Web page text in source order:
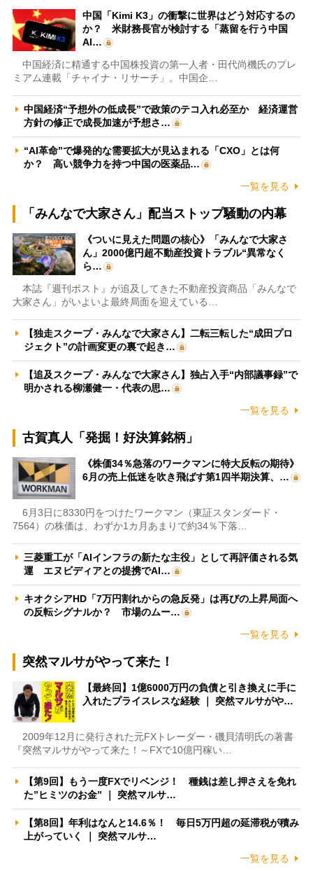
中国「Kimi K3」の衝撃に世界はどう対応するの
か？ 米財務長官が検討する「蒸留を行う中国
AI…
中国経済に精通する中国株投資の第一人者・田代尚機氏のプレ
ミアム連載「チャイナ・リサーチ」。中国企…
中国経済“予想外の低成長”で政策のテコ入れ必至か 経済運営
方針の修正で成長加速が予想さ…
“AI革命”で爆発的な需要拡大が見込まれる「CXO」とは何
か？ 高い競争力を持つ中国の医薬品…
一覧を見る
「みんなで大家さん」配当ストップ騒動の内幕
《ついに見えた問題の核心》「みんなで大家さ
ん」2000億円超不動産投資トラブル“異常なく
ら…
本誌『週刊ポスト』が追及してきた不動産投資商品「みんなで
大家さん」がいよいよ最終局面を迎えている…
【独走スクープ・みんなで大家さん】二転三転した“成田プロ
ジェクト”の計画変更の裏で起き…
【追及スクープ・みんなで大家さん】独占入手“内部議事録”で
明かされる柳瀬健一・代表の思…
一覧を見る
古賀真人「発掘！好決算銘柄」
《株価34％急落のワークマンに特大反転の期待》
6月の売上低迷を吹き飛ばす第1四半期決算、…
6月3日に8330円をつけたワークマン（東証スタンダード・
7564）の株価は、わずか1カ月あまりで約34％下落…
三菱重工が「AIインフラの新たな主役」として再評価される気
運 エヌビディアとの提携でAI…
キオクシアHD「7万円割れからの急反発」は再びの上昇局面へ
の反転シグナルか？ 市場のムー…
一覧を見る
突然マルサがやって来た！
【最終回】1億6000万円の負債と引き換えに手に
入れたプライスレスな経験 ｜ 突然マルサがや…
2009年12月に発行された元FXトレーダー・磯貝清明氏の著書
『突然マルサがやって来た！～FXで10億円稼い…
【第9回】もう一度FXでリベンジ！ 種銭は差し押さえを免れ
た”ヒミツのお金” ｜ 突然マルサ…
【第8回】年利はなんと14.6％！ 毎日5万円超の延滞税が積み
上がっていく ｜ 突然マルサ…
一覧を見る